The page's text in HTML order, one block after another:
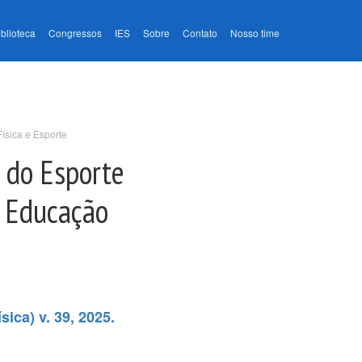
Congressos IES Sobre Contato Nosso time
e Esporte
Esporte
v. 39, 2025.